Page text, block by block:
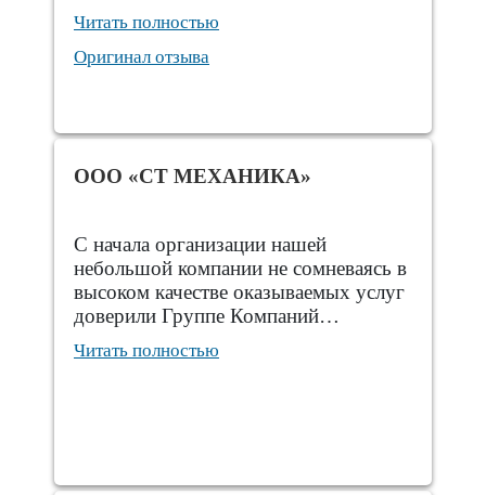
Читать полностью
Оригинал отзыва
ООО «СТ МЕХАНИКА»
С начала организации нашей
небольшой компании не сомневаясь в
высоком качестве оказываемых услуг
доверили Группе Компаний…
Читать полностью